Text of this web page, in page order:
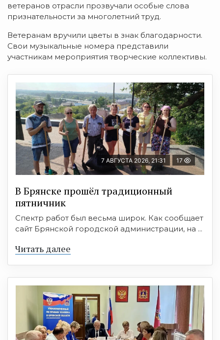
ветеранов отрасли прозвучали особые слова
признательности за многолетний труд.
Ветеранам вручили цветы в знак благодарности.
Свои музыкальные номера представили
участникам мероприятия творческие коллективы.
7 АВГУСТА 2026, 21:31 17
В Брянске прошёл традиционный
пятничник
Спектр работ был весьма широк. Как сообщает
сайт Брянской городской администрации, на ...
Читать далее